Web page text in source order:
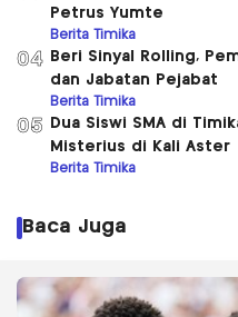
Petrus Yumte
Berita Timika
04
Beri Sinyal Rolling,
dan Jabatan Pejabat
Berita Timika
05
Dua Siswi SMA di
Misterius di Kali Aster
Berita Timika
Baca Juga